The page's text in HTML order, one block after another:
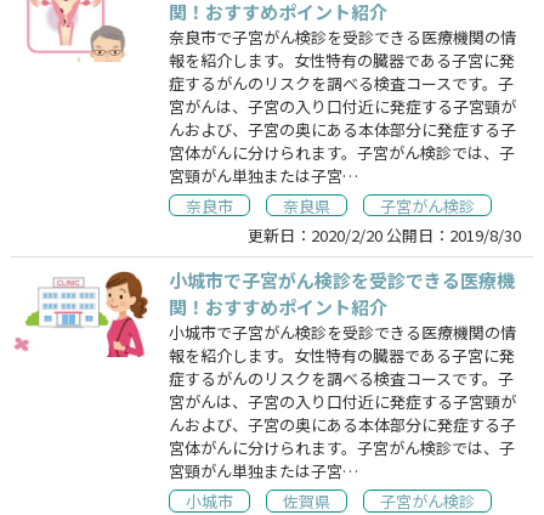
関！おすすめポイント紹介
奈良市で子宮がん検診を受診できる医療機関の情
報を紹介します。女性特有の臓器である子宮に発
症するがんのリスクを調べる検査コースです。子
宮がんは、子宮の入り口付近に発症する子宮頸が
んおよび、子宮の奥にある本体部分に発症する子
宮体がんに分けられます。子宮がん検診では、子
宮頸がん単独または子宮…
奈良市
奈良県
子宮がん検診
更新日： 2020/2/20 公開日： 2019/8/30
小城市で子宮がん検診を受診できる医療機
関！おすすめポイント紹介
小城市で子宮がん検診を受診できる医療機関の情
報を紹介します。女性特有の臓器である子宮に発
症するがんのリスクを調べる検査コースです。子
宮がんは、子宮の入り口付近に発症する子宮頸が
んおよび、子宮の奥にある本体部分に発症する子
宮体がんに分けられます。子宮がん検診では、子
宮頸がん単独または子宮…
小城市
佐賀県
子宮がん検診